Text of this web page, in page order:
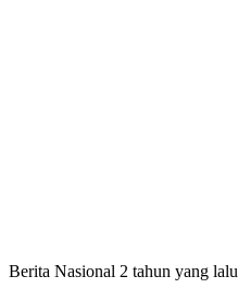
Berita Nasional 2 tahun yang lalu